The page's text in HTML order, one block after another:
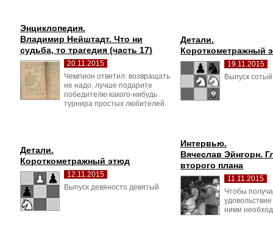
Энциклопедия.
Владимир Нейштадт. Что ни
судьба, то трагедия (часть 17)
20.11.2015
Чемпион ответил: возвращать
не надо, лучше подарите
победителю какого-нибудь
турнира простых любителей.
Детали.
Короткометражный
19.11.2015
Выпуск сотый
Детали.
Короткометражный этюд
12.11.2015
Выпуск девяносто девятый
Интервью.
Вячеслав Эйнгорн.
второго плана
11.11.2015
Чтобы
ними